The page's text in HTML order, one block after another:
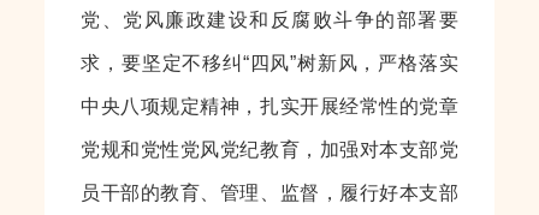
党、党风廉政建设和反腐败斗争的部署要
求，要坚定不移纠“四风”树新风，严格落实
中央八项规定精神，扎实开展经常性的党章
党规和党性党风党纪教育，加强对本支部党
员干部的教育、管理、监督，履行好本支部